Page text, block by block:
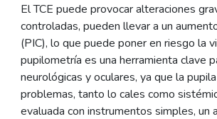
El TCE puede provocar alteraciones
controladas, pueden llevar a un
(PIC), lo que puede poner en riesgo la
pupilometría es una herramienta clave
neurológicas y oculares, ya que la
problemas, tanto lo cales como
evaluada con instrumentos simples, un